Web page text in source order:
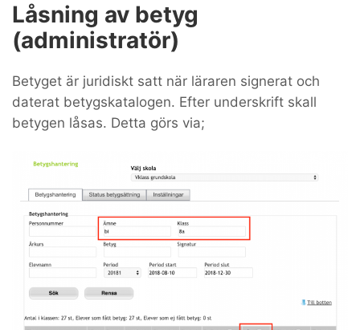
Låsning av betyg
(administratör)
Betyget är juridiskt satt när läraren signerat och
daterat betygskatalogen. Efter underskrift skall
betygen låsas. Detta görs via;